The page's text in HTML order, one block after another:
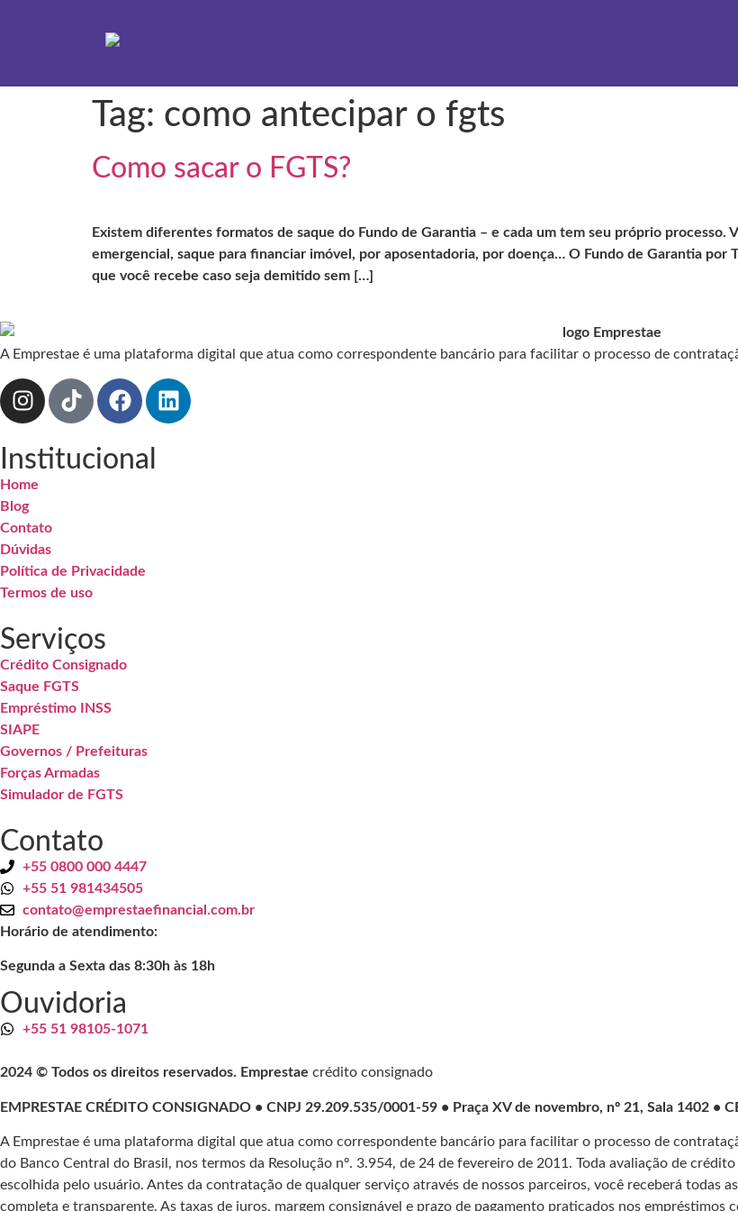
Tag: como antecipar o fgts
Como sacar o FGTS?
Existem diferentes formatos de saque do Fundo de Garantia – e cada um tem seu próprio processo.
emergencial, saque para financiar imóvel, por aposentadoria, por doença… O Fundo de Garantia
que você recebe caso seja demitido sem […]
A Emprestae é uma plataforma digital que atua como correspondente bancário para facilitar o processo de
Institucional
Home
Blog
Contato
Dúvidas
Política de Privacidade
Termos de uso
Serviços
Crédito Consignado
Saque FGTS
Empréstimo INSS
SIAPE
Governos / Prefeituras
Forças Armadas
Simulador de FGTS
Contato
+55 0800 000 4447
+55 51 981434505
contato@emprestaefinancial.com.br
Horário de atendimento:
Segunda a Sexta das 8:30h às 18h
Ouvidoria
+55 51 98105-1071
2024 © Todos os direitos reservados. Emprestae crédito consignado
EMPRESTAE CRÉDITO CONSIGNADO • CNPJ 29.209.535/0001-59 • Praça XV de novembro, nº 21, Sala 1402 •
A Emprestae é uma plataforma digital que atua como correspondente bancário para facilitar o processo de
do Banco Central do Brasil, nos termos da Resolução nº. 3.954, de 24 de fevereiro de 2011. Toda avaliação de
escolhida pelo usuário. Antes da contratação de qualquer serviço através de nossos parceiros, você receberá todas
completa e transparente. As taxas de juros, margem consignável e prazo de pagamento praticados nos empréstimos